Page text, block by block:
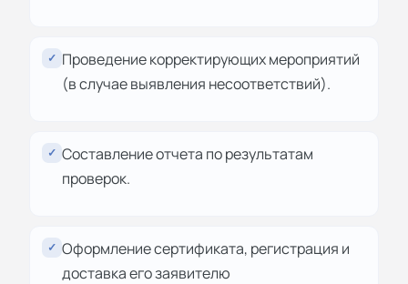
✓ Проведение корректирующих мероприятий
(в случае выявления несоответствий).
✓ Составление отчета по результатам
проверок.
✓ Оформление сертификата, регистрация и
доставка его заявителю